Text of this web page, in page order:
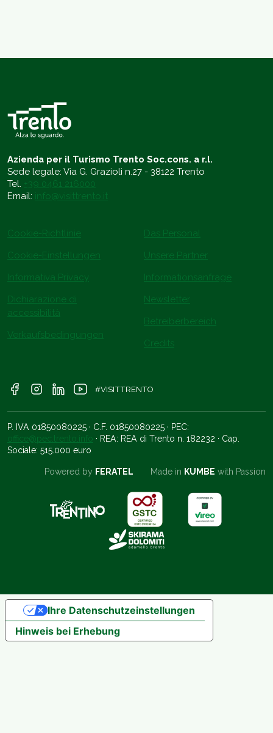
Azienda per il Turismo Trento Soc.cons. a r.l.
Sede legale: Via G. Grazioli n.27 - 38122 Trento
Tel. +39 0461 216000
Email: info@visittrento.it
Cookie-Richtlinie
Cookie-Einstellungen
Informativa Privacy
Dichiarazione di
accessibilità
Verkaufsbedingungen
Das Personal
Unsere Partner
Informationsanfrage
Newsletter
Betreiberbereich
Credits
#VISITTRENTO
P. IVA 01850080225 · C.F. 01850080225 · PEC:
office@pec.trento.info · REA: REA di Trento n. 182232 · Cap.
Sociale: 515.000 euro
Powered by FERATEL Made in KUMBE with Passion
Hinweis bei Erhebung
Ihre Datenschutzeinstellungen